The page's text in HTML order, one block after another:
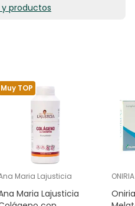
productos
Muy TOP
Maria Lajusticia
Maria Lajusticia
ONIRIA